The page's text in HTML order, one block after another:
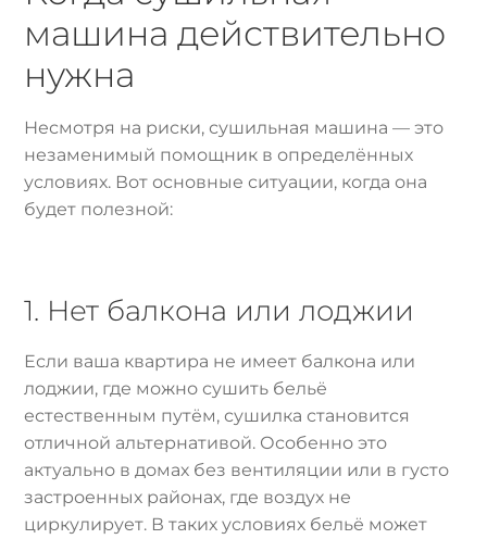
машина действительно
нужна
Несмотря на риски, сушильная машина — это
незаменимый помощник в определённых
условиях. Вот основные ситуации, когда она
будет полезной:
1. Нет балкона или лоджии
Если ваша квартира не имеет балкона или
лоджии, где можно сушить бельё
естественным путём, сушилка становится
отличной альтернативой. Особенно это
актуально в домах без вентиляции или в густо
застроенных районах, где воздух не
циркулирует. В таких условиях бельё может